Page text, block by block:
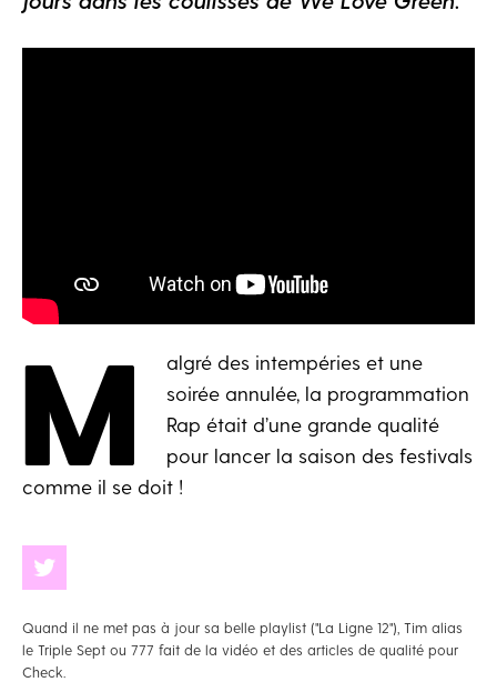
M
algré des intempéries et une
soirée annulée, la programmation
Rap était d’une grande qualité
pour lancer la saison des festivals
comme il se doit !
Quand il ne met pas à jour sa belle playlist ("La Ligne 12"), Tim alias
le Triple Sept ou 777 fait de la vidéo et des articles de qualité pour
Check.